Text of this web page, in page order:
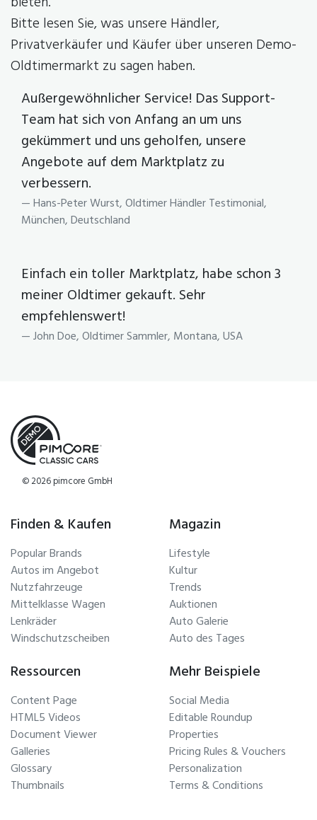
Bitte lesen Sie, was unsere Händler,
Privatverkäufer und Käufer über unseren Demo-
Oldtimermarkt zu sagen haben.
Außergewöhnlicher Service! Das Support-
Team hat sich von Anfang an um uns
gekümmert und uns geholfen, unsere
Angebote auf dem Marktplatz zu
verbessern.
Hans-Peter Wurst, Oldtimer Händler Testimonial,
München, Deutschland
Einfach ein toller Marktplatz, habe schon 3
meiner Oldtimer gekauft. Sehr
empfehlenswert!
John Doe, Oldtimer Sammler, Montana, USA
© 2026 pimcore GmbH
Finden & Kaufen
Popular Brands
Autos im Angebot
Nutzfahrzeuge
Mittelklasse Wagen
Lenkräder
Windschutzscheiben
Magazin
Lifestyle
Kultur
Trends
Auktionen
Auto Galerie
Auto des Tages
Ressourcen
Content Page
HTML5 Videos
Document Viewer
Galleries
Glossary
Thumbnails
Mehr Beispiele
Social Media
Editable Roundup
Properties
Pricing Rules & Vouchers
Personalization
Terms & Conditions